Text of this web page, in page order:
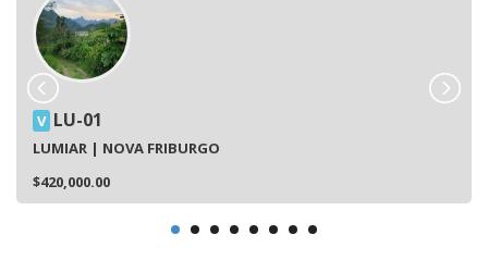
V LU-01
LUMIAR | NOVA FRIBURGO
$420,000.00